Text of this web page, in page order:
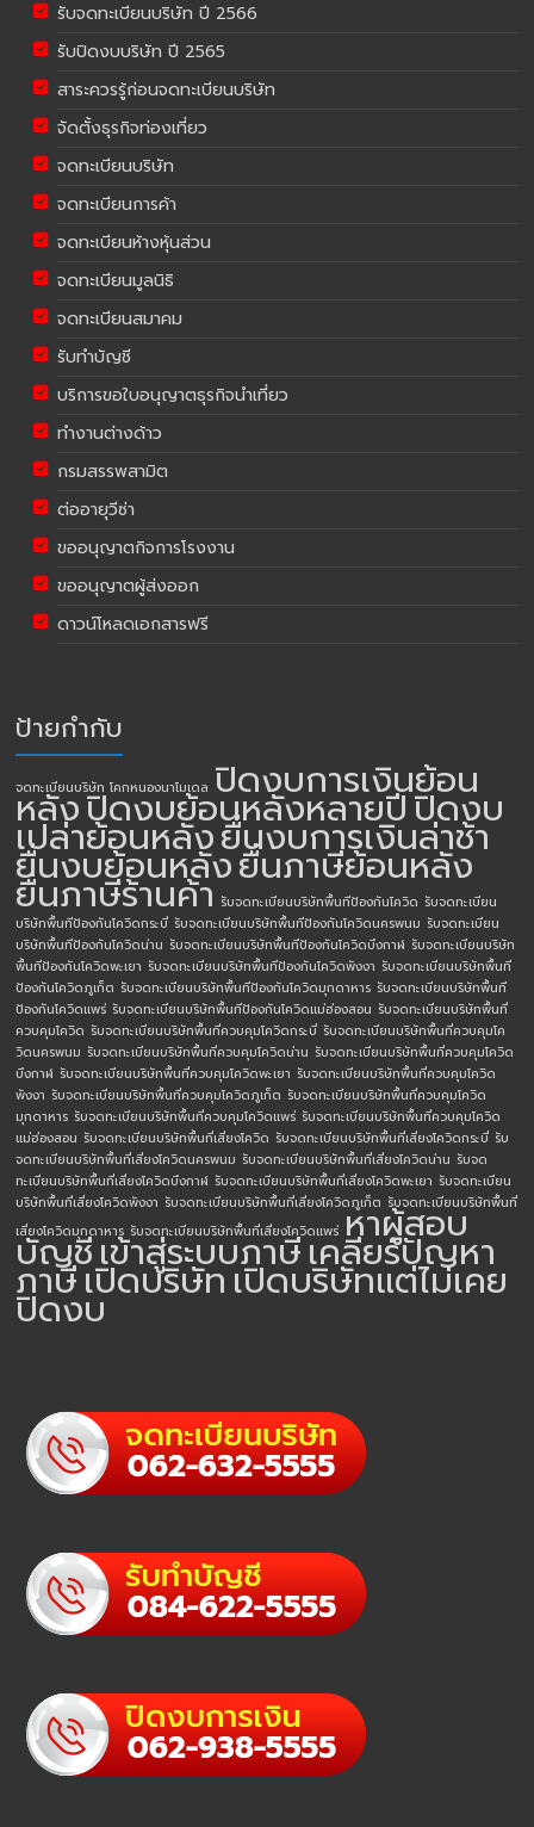
รับจดทะเบียนบริษัท ปี 2566
รับปิดงบบริษัท ปี 2565
สาระควรรู้ก่อนจดทะเบียนบริษัท
จัดตั้งธุรกิจท่องเที่ยว
จดทะเบียนบริษัท
จดทะเบียนการค้า
จดทะเบียนห้างหุ้นส่วน
จดทะเบียนมูลนิธิ
จดทะเบียนสมาคม
รับทำบัญชี
บริการขอใบอนุญาตธุรกิจนำเที่ยว
ทำงานต่างด้าว
กรมสรรพสามิต
ต่ออายุวีซ่า
ขออนุญาตกิจการโรงงาน
ขออนุญาตผู้ส่งออก
ดาวน์โหลดเอกสารฟรี
ป้ายกำกับ
จดทะเบียนบริษัท โคกหนองนาโมเดล ปิดงบการเงินย้อน
หลังปิดงบย้อนหลังหลายปีปิดงบ
เปล่าย้อนหลังยื่นงบการเงินล่าช้า
ยื่นงบย้อนหลังยื่นภาษีย้อนหลัง
ยื่นภาษีร้านค้า รับจดทะเบียนบริษัทพื้นทีป้องกันโควิด รับจดทะเบียน
บริษัทพื้นทีป้องกันโควิดกระบี่ รับจดทะเบียนบริษัทพื้นทีป้องกันโควิดนครพนม รับจดทะเบียน
บริษัทพื้นทีป้องกันโควิดน่าน รับจดทะเบียนบริษัทพื้นทีป้องกันโควิดบึงกาฬ รับจดทะเบียนบริษัท
พื้นทีป้องกันโควิดพะเยา รับจดทะเบียนบริษัทพื้นทีป้องกันโควิดพังงา รับจดทะเบียนบริษัทพื้นที
ป้องกันโควิดภูเก็ต รับจดทะเบียนบริษัทพื้นทีป้องกันโควิดมุกดาหาร รับจดทะเบียนบริษัทพื้นที
ป้องกันโควิดแพร่ รับจดทะเบียนบริษัทพื้นทีป้องกันโควิดแม่ฮ่องสอน รับจดทะเบียนบริษัทพื้นที่
ควบคุมโควิด รับจดทะเบียนบริษัทพื้นที่ควบคุมโควิดกระบี่ รับจดทะเบียนบริษัทพื้นที่ควบคุมโค
วิดนครพนม รับจดทะเบียนบริษัทพื้นที่ควบคุมโควิดน่าน รับจดทะเบียนบริษัทพื้นที่ควบคุมโควิด
บึงกาฬ รับจดทะเบียนบริษัทพื้นที่ควบคุมโควิดพะเยา รับจดทะเบียนบริษัทพื้นที่ควบคุมโควิด
พังงา รับจดทะเบียนบริษัทพื้นที่ควบคุมโควิดภูเก็ต รับจดทะเบียนบริษัทพื้นที่ควบคุมโควิด
มุกดาหาร รับจดทะเบียนบริษัทพื้นที่ควบคุมโควิดแพร่ รับจดทะเบียนบริษัทพื้นที่ควบคุมโควิด
แม่ฮ่องสอน รับจดทะเบียนบริษัทพื้นที่เสี่ยงโควิด รับจดทะเบียนบริษัทพื้นที่เสี่ยงโควิดกระบี่ รับ
จดทะเบียนบริษัทพื้นที่เสี่ยงโควิดนครพนม รับจดทะเบียนบริษัทพื้นที่เสี่ยงโควิดน่าน รับจด
ทะเบียนบริษัทพื้นที่เสี่ยงโควิดบึงกาฬ รับจดทะเบียนบริษัทพื้นที่เสี่ยงโควิดพะเยา รับจดทะเบียน
บริษัทพื้นที่เสี่ยงโควิดพังงา รับจดทะเบียนบริษัทพื้นที่เสี่ยงโควิดภูเก็ต รับจดทะเบียนบริษัทพื้นที่
เสี่ยงโควิดมุกดาหาร รับจดทะเบียนบริษัทพื้นที่เสี่ยงโควิดแพร่ หาผู้สอบ
บัญชีเข้าสู่ระบบภาษีเคลียร์ปัญหา
ภาษีเปิดบริษัทเปิดบริษัทแต่ไม่เคย
ปิดงบ